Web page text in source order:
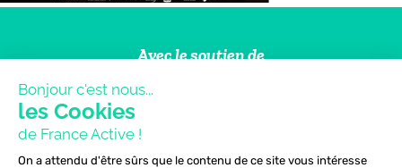
Avec le soutien de
Bonjour c'est nous...
les Cookies
de France Active !
On a attendu d'être sûrs que le contenu de ce site vous intéresse